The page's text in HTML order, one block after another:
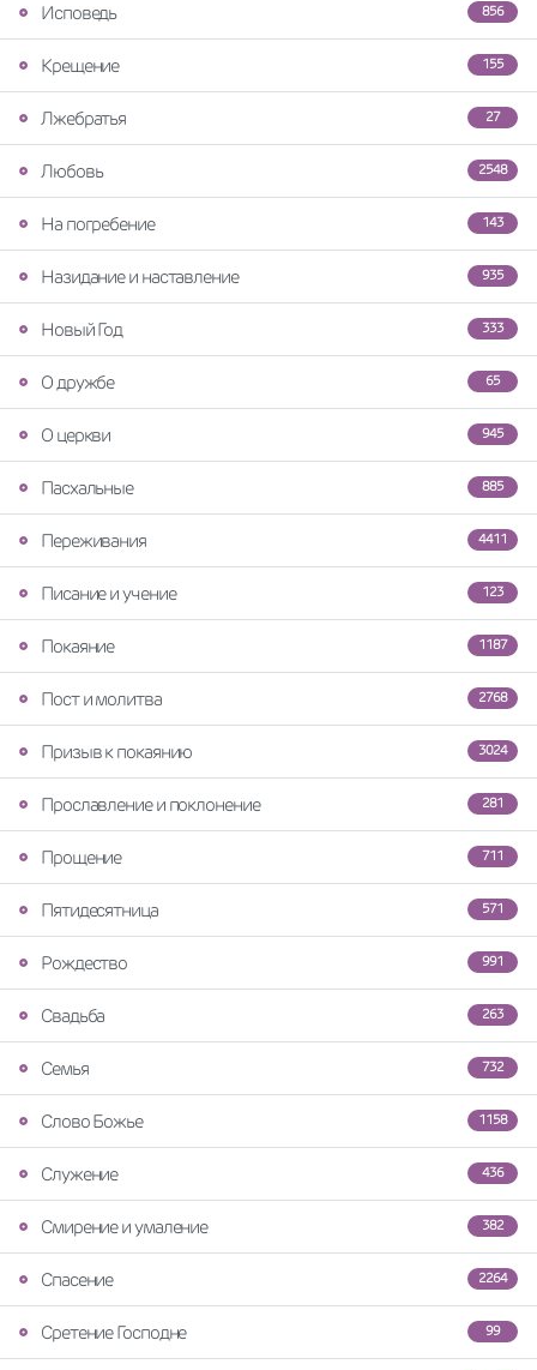
856
Исповедь
155
Крещение
27
Лжебратья
2548
Любовь
143
На погребение
935
Назидание и наставление
333
Новый Год
65
О дружбе
945
О церкви
885
Пасхальные
4411
Переживания
123
Писание и учение
1187
Покаяние
2768
Пост и молитва
3024
Призыв к покаянию
281
Прославление и поклонение
711
Прощение
571
Пятидесятница
991
Рождество
263
Свадьба
732
Семья
1158
Слово Божье
436
Служение
382
Смирение и умаление
2264
Спасение
99
Сретение Господне